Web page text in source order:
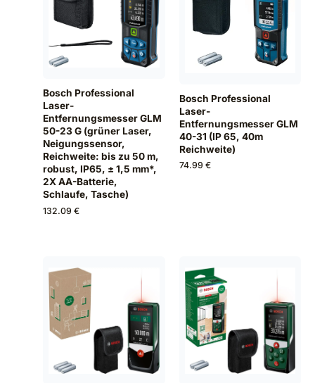
Bosch Professional
Laser-
Entfernungsmesser GLM
50-23 G (grüner Laser,
Neigungssensor,
Reichweite: bis zu 50 m,
robust, IP65, ± 1,5 mm*,
2X AA-Batterie,
Schlaufe, Tasche)
132.09 €
Bosch Professional
Laser-
Entfernungsmesser GLM
40-31 (IP 65, 40m
Reichweite)
74.99 €